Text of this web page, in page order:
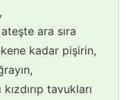
ara sıra
kadar pişirin,
tavukları